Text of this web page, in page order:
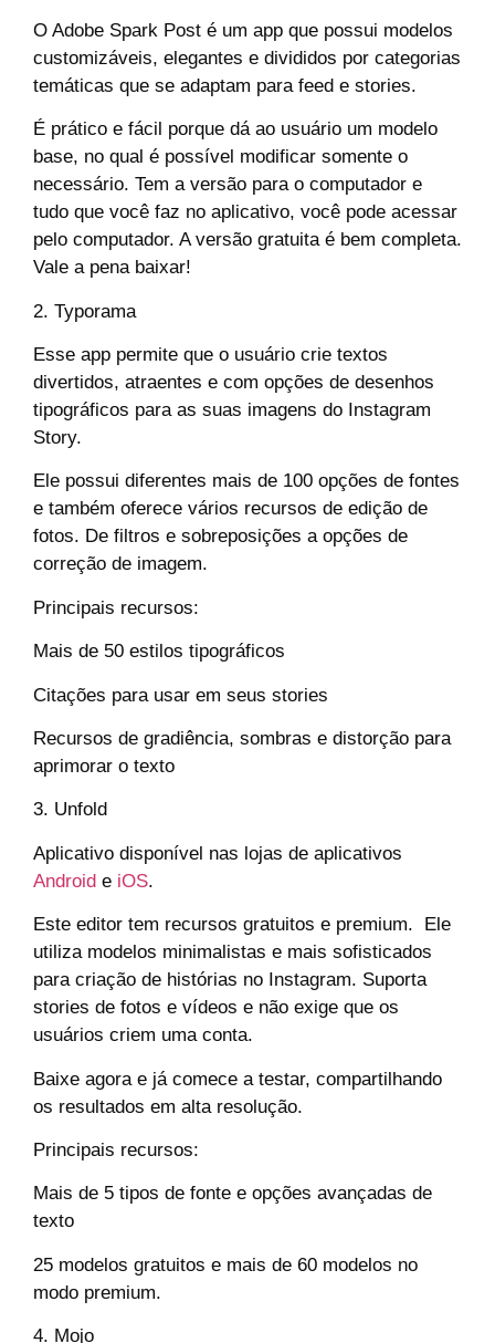
O Adobe Spark Post é um app que possui modelos
customizáveis, elegantes e divididos por categorias
temáticas que se adaptam para feed e stories.
É prático e fácil porque dá ao usuário um modelo
base, no qual é possível modificar somente o
necessário. Tem a versão para o computador e
tudo que você faz no aplicativo, você pode acessar
pelo computador. A versão gratuita é bem completa.
Vale a pena baixar!
2. Typorama
Esse app permite que o usuário crie textos
divertidos, atraentes e com opções de desenhos
tipográficos para as suas imagens do Instagram
Story.
Ele possui diferentes mais de 100 opções de fontes
e também oferece vários recursos de edição de
fotos. De filtros e sobreposições a opções de
correção de imagem.
Principais recursos:
Mais de 50 estilos tipográficos
Citações para usar em seus stories
Recursos de gradiência, sombras e distorção para
aprimorar o texto
3. Unfold
Aplicativo disponível nas lojas de aplicativos
Android e iOS.
Este editor tem recursos gratuitos e premium. Ele
utiliza modelos minimalistas e mais sofisticados
para criação de histórias no Instagram. Suporta
stories de fotos e vídeos e não exige que os
usuários criem uma conta.
Baixe agora e já comece a testar, compartilhando
os resultados em alta resolução.
Principais recursos:
Mais de 5 tipos de fonte e opções avançadas de
texto
25 modelos gratuitos e mais de 60 modelos no
modo premium.
4. Mojo